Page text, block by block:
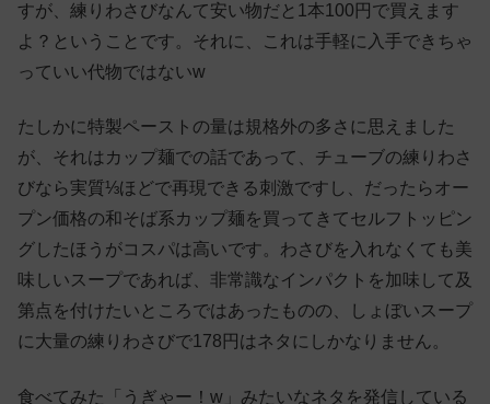
すが、練りわさびなんて安い物だと1本100円で買えます
よ？ということです。それに、これは手軽に入手できちゃ
っていい代物ではないw
たしかに特製ペーストの量は規格外の多さに思えました
が、それはカップ麺での話であって、チューブの練りわさ
びなら実質⅓ほどで再現できる刺激ですし、だったらオー
プン価格の和そば系カップ麺を買ってきてセルフトッピン
グしたほうがコスパは高いです。わさびを入れなくても美
味しいスープであれば、非常識なインパクトを加味して及
第点を付けたいところではあったものの、しょぼいスープ
に大量の練りわさびで178円はネタにしかなりません。
食べてみた「うぎゃー！w」みたいなネタを発信している